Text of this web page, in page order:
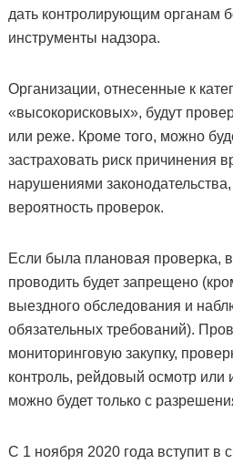
дать контролирующим органам
инструменты надзора.
Организации, отнесенные к
«высокорисковых», будут
или реже. Кроме того, можно
застраховать риск причинения
нарушениями
вероятность проверок.
Если была плановая проверка,
проводить будет запрещено
выездного обследования и
обязательных требований).
мониторинговую закупку,
контроль, рейдовый осмотр или
можно будет только с
С 1 ноября 2020 года вступит в